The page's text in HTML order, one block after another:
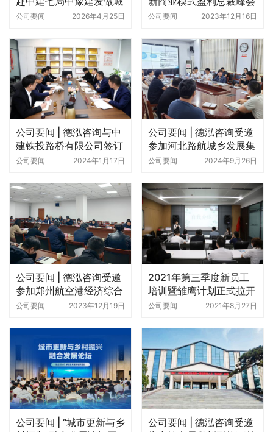
市更新专题培训
公司要闻 2026年4月25日
——德泓咨询刘校锋做主
公司要闻 2023年12月16日
公司要闻 | 德泓咨询与中
建铁投路桥有限公司签订
战略合作协议
公司要闻 2024年1月17日
公司要闻 | 德泓咨询受邀
参加河北路航城乡发展集
团市场开发座谈会，共谋
公司要闻 2024年9月26日
公司要闻 | 德泓咨询受邀
参加郑州航空港经济综合
实验区城市更新项目策划
公司要闻 2023年12月19日
2021年第三季度新员工
培训暨雏鹰计划正式拉开
帷幕
公司要闻 2021年8月27日
公司要闻 | “城市更新与乡
公司要闻 | 德泓咨询受邀